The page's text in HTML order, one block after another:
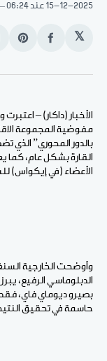
15-12-2025 عند 06:24
𝕏
انشر
الفيسبوك
الأخبار (داكار) – اعتبرت
مفوضية المجموعة
بالدور المحوري” الذي
القارة بشكل عام، كما
الأعضاء (في إيكواس)
وأوضحت الخارجية
الدبلوماسي الرفيع،
بصيرو ديوماي فاي، فقد
حاسمة في تحقيق